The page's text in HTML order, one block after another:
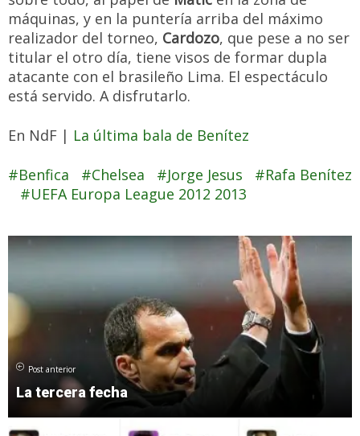
máquinas, y en la puntería arriba del máximo
realizador del torneo, Cardozo, que pese a no ser
titular el otro día, tiene visos de formar dupla
atacante con el brasileño Lima. El espectáculo
está servido. A disfrutarlo.
En NdF | La última bala de Benítez
Benfica Chelsea Jorge Jesus
Rafa Benítez
UEFA Europa League 2012 2013
Post anterior
La tercera fecha